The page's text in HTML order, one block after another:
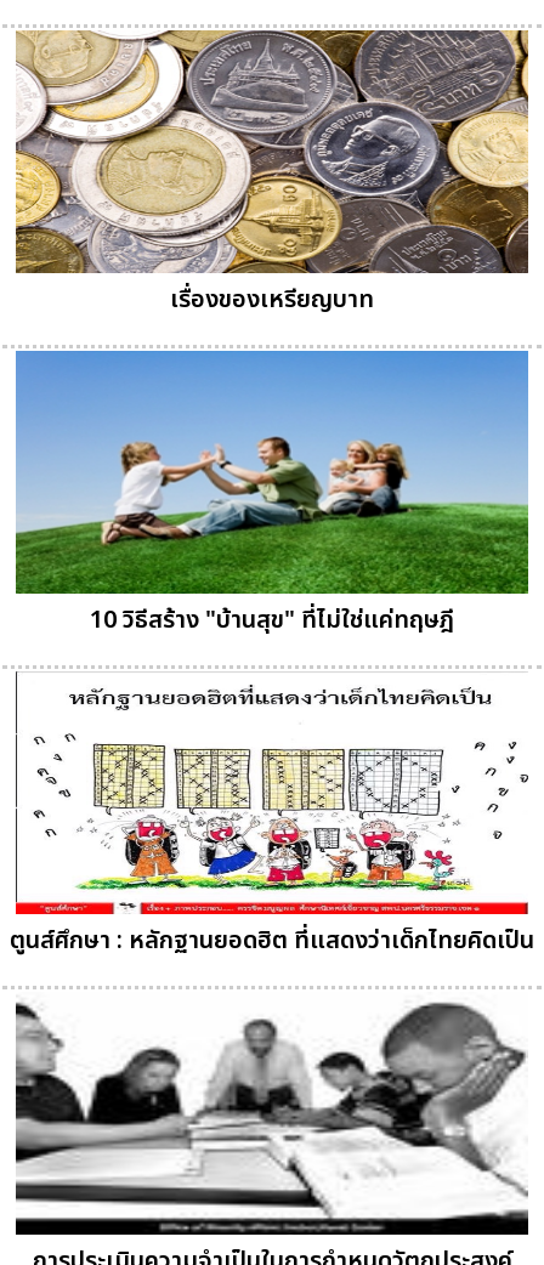
เรื่องของเหรียญบาท
10 วิธีสร้าง "บ้านสุข" ที่ไม่ใช่แค่ทฤษฎี
ตูนส์ศึกษา : หลักฐานยอดฮิต ที่แสดงว่าเด็กไทยคิดเป็น